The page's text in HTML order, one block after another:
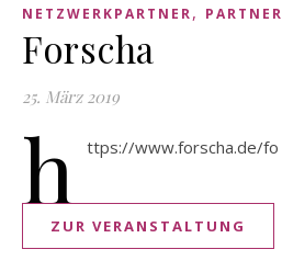
NETZWERKPARTNER, PARTNER
Forscha
25. März 2019
h ttps://www.forscha.de/fo
ZUR VERANSTALTUNG